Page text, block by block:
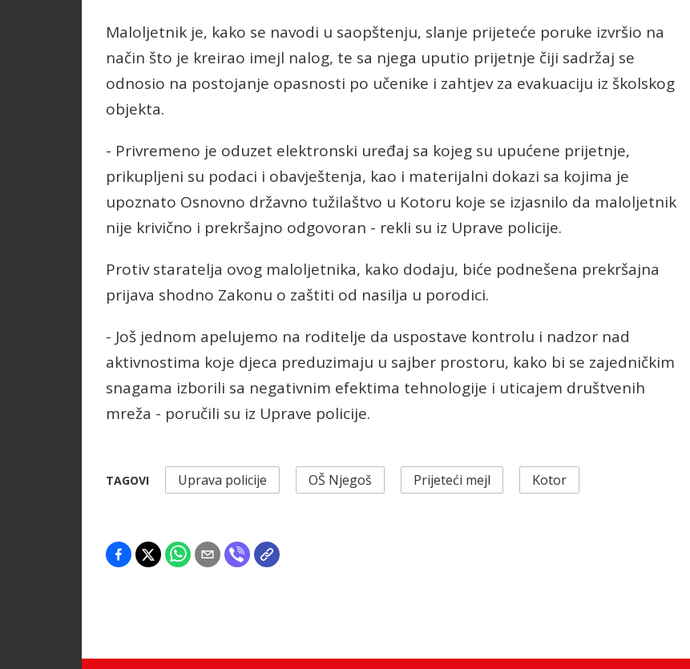
Maloljetnik je, kako se navodi u saopštenju, slanje prijeteće poruke izvršio na
način što je kreirao imejl nalog, te sa njega uputio prijetnje čiji sadržaj se
odnosio na postojanje opasnosti po učenike i zahtjev za evakuaciju iz školskog
objekta.
- Privremeno je oduzet elektronski uređaj sa kojeg su upućene prijetnje,
prikupljeni su podaci i obavještenja, kao i materijalni dokazi sa kojima je
upoznato Osnovno državno tužilaštvo u Kotoru koje se izjasnilo da maloljetnik
nije krivično i prekršajno odgovoran - rekli su iz Uprave policije.
Protiv staratelja ovog maloljetnika, kako dodaju, biće podnešena prekršajna
prijava shodno Zakonu o zaštiti od nasilja u porodici.
- Još jednom apelujemo na roditelje da uspostave kontrolu i nadzor nad
aktivnostima koje djeca preduzimaju u sajber prostoru, kako bi se zajedničkim
snagama izborili sa negativnim efektima tehnologije i uticajem društvenih
mreža - poručili su iz Uprave policije.
TAGOVI Uprava policije OŠ Njegoš Prijeteći mejl Kotor